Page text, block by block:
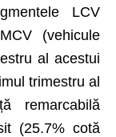
LCV
(vehicule
al acestui
trimestru al
remarcabilă
(25.7% cotă